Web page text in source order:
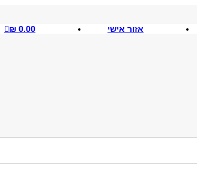
אזור אישי ₪ 0.00